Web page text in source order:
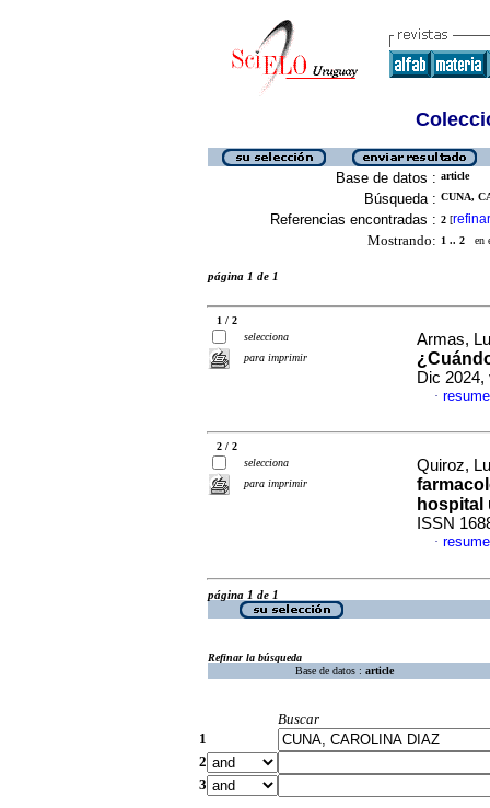
Base de datos : article
Búsqueda : CUNA,
Referencias encontradas : 2 [refinar
Mostrando: 1 .. 2 en
página 1 de 1
1 / 2
selecciona
para imprimir
Armas,
Dic 2024,
·
2 / 2
selecciona
para imprimir
Quiroz,
hospital
ISSN
·
página 1 de 1
Refinar la búsqueda
Base de datos : article
Buscar
1
2
3